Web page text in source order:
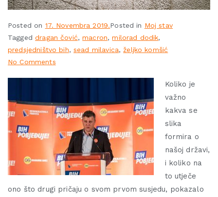
Posted on 17. Novembra 2019.Posted in Moj stav
Taggeddragan čović,macron,milorad dodik,
predsjedništvo bih,sead milavica,željko komšić
No Comments
Koliko je
važno
kakva se
slika
formira o
našoj državi,
i koliko na
to utječe
ono što drugi pričaju o svom prvom susjedu, pokazalo